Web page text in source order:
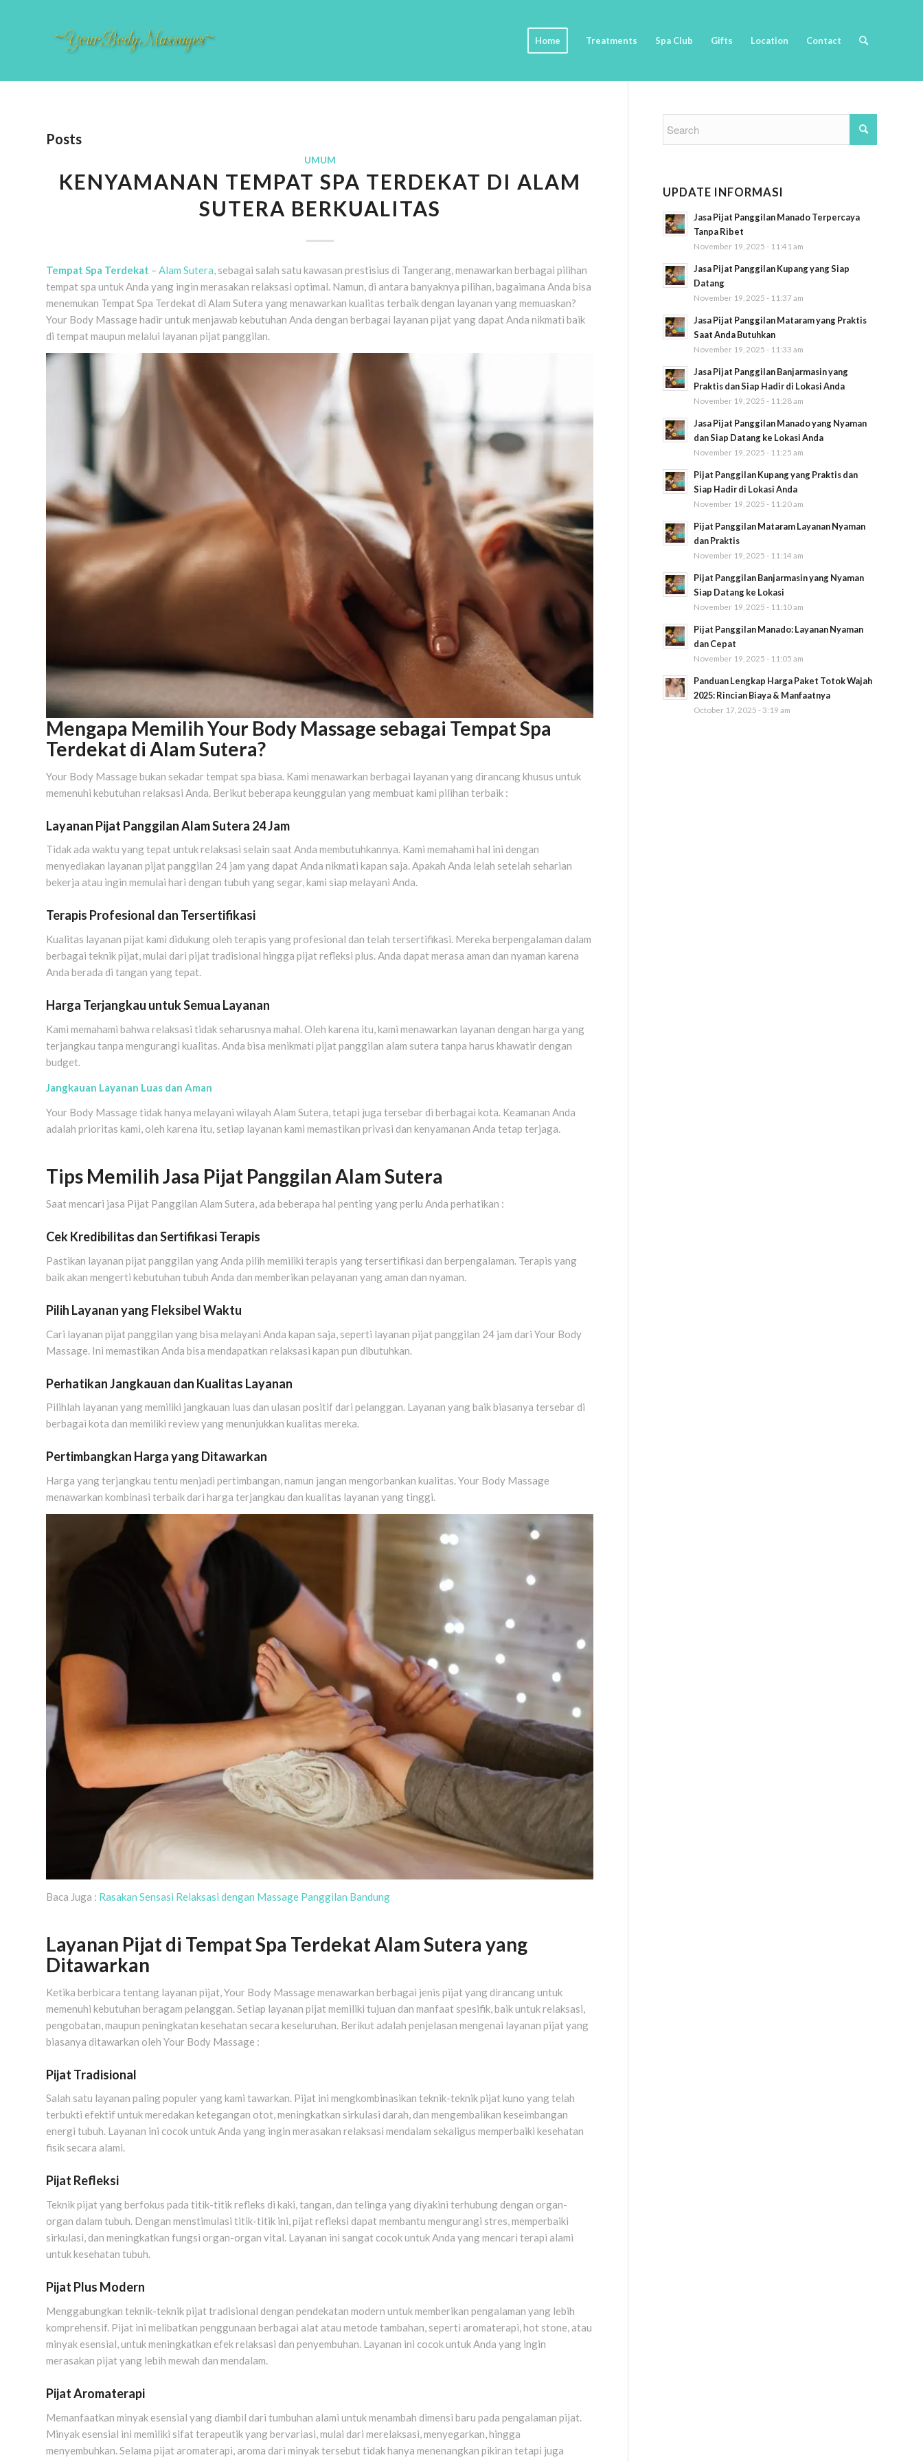
Home Treatments Spa Club Gifts Location Contact
Posts
UMUM
KENYAMANAN TEMPAT SPA TERDEKAT DI ALAM
SUTERA BERKUALITAS
Tempat Spa Terdekat – Alam Sutera, sebagai salah satu kawasan prestisius di Tangerang, menawarkan berbagai pilihan
tempat spa untuk Anda yang ingin merasakan relaksasi optimal. Namun, di antara banyaknya pilihan, bagaimana Anda bisa
menemukan Tempat Spa Terdekat di Alam Sutera yang menawarkan kualitas terbaik dengan layanan yang memuaskan?
Your Body Massage hadir untuk menjawab kebutuhan Anda dengan berbagai layanan pijat yang dapat Anda nikmati baik
di tempat maupun melalui layanan pijat panggilan.
Mengapa Memilih Your Body Massage sebagai Tempat Spa
Terdekat di Alam Sutera?
Your Body Massage bukan sekadar tempat spa biasa. Kami menawarkan berbagai layanan yang dirancang khusus untuk
memenuhi kebutuhan relaksasi Anda. Berikut beberapa keunggulan yang membuat kami pilihan terbaik :
Layanan Pijat Panggilan Alam Sutera 24 Jam
Tidak ada waktu yang tepat untuk relaksasi selain saat Anda membutuhkannya. Kami memahami hal ini dengan
menyediakan layanan pijat panggilan 24 jam yang dapat Anda nikmati kapan saja. Apakah Anda lelah setelah seharian
bekerja atau ingin memulai hari dengan tubuh yang segar, kami siap melayani Anda.
Terapis Profesional dan Tersertifikasi
Kualitas layanan pijat kami didukung oleh terapis yang profesional dan telah tersertifikasi. Mereka berpengalaman dalam
berbagai teknik pijat, mulai dari pijat tradisional hingga pijat refleksi plus. Anda dapat merasa aman dan nyaman karena
Anda berada di tangan yang tepat.
Harga Terjangkau untuk Semua Layanan
Kami memahami bahwa relaksasi tidak seharusnya mahal. Oleh karena itu, kami menawarkan layanan dengan harga yang
terjangkau tanpa mengurangi kualitas. Anda bisa menikmati pijat panggilan alam sutera tanpa harus khawatir dengan
budget.
Jangkauan Layanan Luas dan Aman
Your Body Massage tidak hanya melayani wilayah Alam Sutera, tetapi juga tersebar di berbagai kota. Keamanan Anda
adalah prioritas kami, oleh karena itu, setiap layanan kami memastikan privasi dan kenyamanan Anda tetap terjaga.
Tips Memilih Jasa Pijat Panggilan Alam Sutera
Saat mencari jasa Pijat Panggilan Alam Sutera, ada beberapa hal penting yang perlu Anda perhatikan :
Cek Kredibilitas dan Sertifikasi Terapis
Pastikan layanan pijat panggilan yang Anda pilih memiliki terapis yang tersertifikasi dan berpengalaman. Terapis yang
baik akan mengerti kebutuhan tubuh Anda dan memberikan pelayanan yang aman dan nyaman.
Pilih Layanan yang Fleksibel Waktu
Cari layanan pijat panggilan yang bisa melayani Anda kapan saja, seperti layanan pijat panggilan 24 jam dari Your Body
Massage. Ini memastikan Anda bisa mendapatkan relaksasi kapan pun dibutuhkan.
Perhatikan Jangkauan dan Kualitas Layanan
Pilihlah layanan yang memiliki jangkauan luas dan ulasan positif dari pelanggan. Layanan yang baik biasanya tersebar di
berbagai kota dan memiliki review yang menunjukkan kualitas mereka.
Pertimbangkan Harga yang Ditawarkan
Harga yang terjangkau tentu menjadi pertimbangan, namun jangan mengorbankan kualitas. Your Body Massage
menawarkan kombinasi terbaik dari harga terjangkau dan kualitas layanan yang tinggi.
Baca Juga : Rasakan Sensasi Relaksasi dengan Massage Panggilan Bandung
Layanan Pijat di Tempat Spa Terdekat Alam Sutera yang
Ditawarkan
Ketika berbicara tentang layanan pijat, Your Body Massage menawarkan berbagai jenis pijat yang dirancang untuk
memenuhi kebutuhan beragam pelanggan. Setiap layanan pijat memiliki tujuan dan manfaat spesifik, baik untuk relaksasi,
pengobatan, maupun peningkatan kesehatan secara keseluruhan. Berikut adalah penjelasan mengenai layanan pijat yang
biasanya ditawarkan oleh Your Body Massage :
Pijat Tradisional
Salah satu layanan paling populer yang kami tawarkan. Pijat ini mengkombinasikan teknik-teknik pijat kuno yang telah
terbukti efektif untuk meredakan ketegangan otot, meningkatkan sirkulasi darah, dan mengembalikan keseimbangan
energi tubuh. Layanan ini cocok untuk Anda yang ingin merasakan relaksasi mendalam sekaligus memperbaiki kesehatan
fisik secara alami.
Pijat Refleksi
Teknik pijat yang berfokus pada titik-titik refleks di kaki, tangan, dan telinga yang diyakini terhubung dengan organ-
organ dalam tubuh. Dengan menstimulasi titik-titik ini, pijat refleksi dapat membantu mengurangi stres, memperbaiki
sirkulasi, dan meningkatkan fungsi organ-organ vital. Layanan ini sangat cocok untuk Anda yang mencari terapi alami
untuk kesehatan tubuh.
Pijat Plus Modern
Menggabungkan teknik-teknik pijat tradisional dengan pendekatan modern untuk memberikan pengalaman yang lebih
komprehensif. Pijat ini melibatkan penggunaan berbagai alat atau metode tambahan, seperti aromaterapi, hot stone, atau
minyak esensial, untuk meningkatkan efek relaksasi dan penyembuhan. Layanan ini cocok untuk Anda yang ingin
merasakan pijat yang lebih mewah dan mendalam.
Pijat Aromaterapi
Memanfaatkan minyak esensial yang diambil dari tumbuhan alami untuk menambah dimensi baru pada pengalaman pijat.
Minyak esensial ini memiliki sifat terapeutik yang bervariasi, mulai dari merelaksasi, menyegarkan, hingga
menyembuhkan. Selama pijat aromaterapi, aroma dari minyak tersebut tidak hanya menenangkan pikiran tetapi juga
UPDATE INFORMASI
Jasa Pijat Panggilan Manado Terpercaya
Tanpa Ribet
November 19, 2025 - 11:41 am
Jasa Pijat Panggilan Kupang yang Siap
Datang
November 19, 2025 - 11:37 am
Jasa Pijat Panggilan Mataram yang Praktis
Saat Anda Butuhkan
November 19, 2025 - 11:33 am
Jasa Pijat Panggilan Banjarmasin yang
Praktis dan Siap Hadir di Lokasi Anda
November 19, 2025 - 11:28 am
Jasa Pijat Panggilan Manado yang Nyaman
dan Siap Datang ke Lokasi Anda
November 19, 2025 - 11:25 am
Pijat Panggilan Kupang yang Praktis dan
Siap Hadir di Lokasi Anda
November 19, 2025 - 11:20 am
Pijat Panggilan Mataram Layanan Nyaman
dan Praktis
November 19, 2025 - 11:14 am
Pijat Panggilan Banjarmasin yang Nyaman
Siap Datang ke Lokasi
November 19, 2025 - 11:10 am
Pijat Panggilan Manado: Layanan Nyaman
dan Cepat
November 19, 2025 - 11:05 am
Panduan Lengkap Harga Paket Totok Wajah
2025: Rincian Biaya & Manfaatnya
October 17, 2025 - 3:19 am